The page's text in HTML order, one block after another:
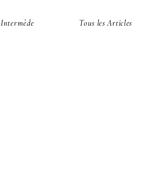
Intermède Tous les Articles